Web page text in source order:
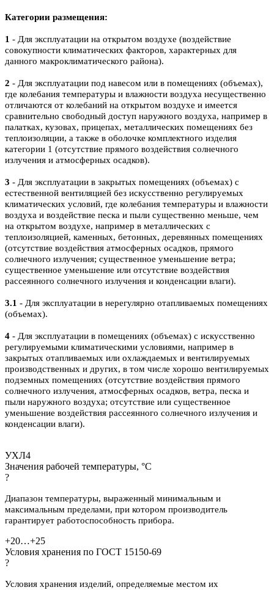
Категории размещения:
1 - Для эксплуатации на открытом воздухе (воздействие
совокупности климатических факторов, характерных для
данного макроклиматического района).
2 - Для эксплуатации под навесом или в помещениях (объемах),
где колебания температуры и влажности воздуха несущественно
отличаются от колебаний на открытом воздухе и имеется
сравнительно свободный доступ наружного воздуха, например в
палатках, кузовах, прицепах, металлических помещениях без
теплоизоляции, а также в оболочке комплектного изделия
категории 1 (отсутствие прямого воздействия солнечного
излучения и атмосферных осадков).
3 - Для эксплуатации в закрытых помещениях (объемах) с
естественной вентиляцией без искусственно регулируемых
климатических условий, где колебания температуры и влажности
воздуха и воздействие песка и пыли существенно меньше, чем
на открытом воздухе, например в металлических с
теплоизоляцией, каменных, бетонных, деревянных помещениях
(отсутствие воздействия атмосферных осадков, прямого
солнечного излучения; существенное уменьшение ветра;
существенное уменьшение или отсутствие воздействия
рассеянного солнечного излучения и конденсации влаги).
3.1 - Для эксплуатации в нерегулярно отапливаемых помещениях
(объемах).
4 - Для эксплуатации в помещениях (объемах) с искусственно
регулируемыми климатическими условиями, например в
закрытых отапливаемых или охлаждаемых и вентилируемых
производственных и других, в том числе хорошо вентилируемых
подземных помещениях (отсутствие воздействия прямого
солнечного излучения, атмосферных осадков, ветра, песка и
пыли наружного воздуха; отсутствие или существенное
уменьшение воздействия рассеянного солнечного излучения и
конденсации влаги).
УХЛ4
Значения рабочей температуры, °С
?
Диапазон температуры, выраженный минимальным и
максимальным пределами, при котором производитель
гарантирует работоспособность прибора.
+20…+25
Условия хранения по ГОСТ 15150-69
?
Условия хранения изделий, определяемые местом их